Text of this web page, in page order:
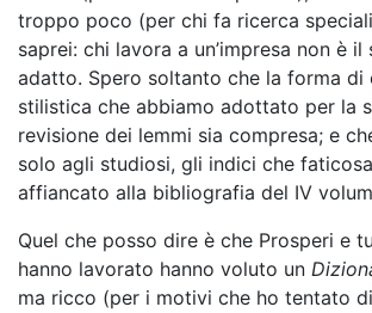
troppo poco (per chi fa ricerca
saprei: chi lavora a un’impresa non è
adatto. Spero soltanto che la forma di
stilistica che abbiamo adottato per la
revisione dei lemmi sia compresa; e
solo agli studiosi, gli indici che
affiancato alla bibliografia del IV
Quel che posso dire è che Prosperi e
hanno lavorato hanno voluto un
ma ricco (per i motivi che ho tentato